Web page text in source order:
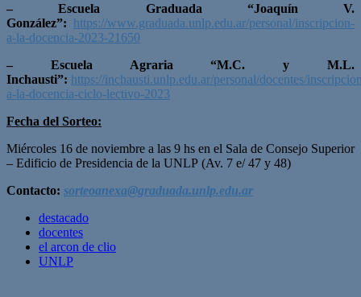
– Escuela Graduada “Joaquín V.
González”: https://www.graduada.unlp.edu.ar/personal/inscripcion-
a-la-docencia-2023-21650
– Escuela Agraria “M.C. y M.L.
Inchausti”: https://inchausti.unlp.edu.ar/personal/docentes/
a-la-docencia-ciclo-lectivo-2023
Fecha del Sorteo:
Miércoles 16 de noviembre a las 9 hs en el Sala de Consejo Superior
– Edificio de Presidencia de la UNLP (Av. 7 e/ 47 y 48)
Contacto: sorteoanexa@graduada.unlp.edu.ar
destacado
docentes
el arcon de clio
UNLP